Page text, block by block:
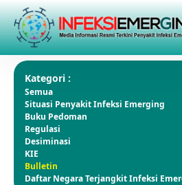
Kategori :
Semua
Situasi Penyakit Infeksi Emerging
Buku Pedoman
Regulasi
Desiminasi
KIE
Bulletin
Daftar Negara Terjangkit Infeksi